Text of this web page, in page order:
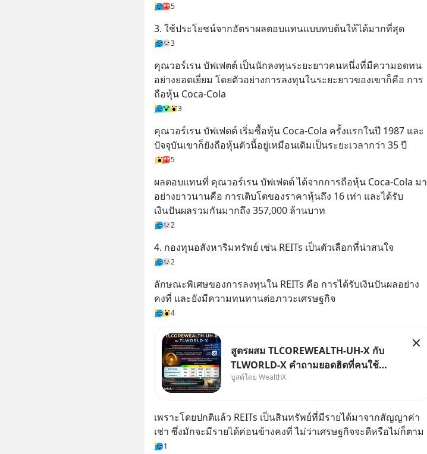
5
3. ใช้ประโยชน์จากอัตราผลตอบแทนแบบทบต้นให้ได้มากที่สุด
3
คุณวอร์เรน บัฟเฟตต์ เป็นนักลงทุนระยะยาวคนหนึ่งที่มีความอดทน
อย่างยอดเยี่ยม โดยตัวอย่างการลงทุนในระยะยาวของเขาก็คือ การ
ถือหุ้น Coca-Cola
3
คุณวอร์เรน บัฟเฟตต์ เริ่มซื้อหุ้น Coca-Cola ครั้งแรกในปี 1987 และ
ปัจจุบันเขาก็ยังถือหุ้นตัวนี้อยู่เหมือนเดิมเป็นระยะเวลากว่า 35 ปี
5
ผลตอบแทนที่ คุณวอร์เรน บัฟเฟตต์ ได้จากการถือหุ้น Coca-Cola มา
อย่างยาวนานคือ การเติบโตของราคาหุ้นถึง 16 เท่า และได้รับ
เงินปันผลรวมกันมากถึง 357,000 ล้านบาท
2
4. กองทุนอสังหาริมทรัพย์ เช่น REITs เป็นตัวเลือกที่น่าสนใจ
2
ลักษณะพิเศษของการลงทุนใน REITs คือ การได้รับเงินปันผลอย่าง
คงที่ และยังมีความทนทานต่อภาวะเศรษฐกิจ
4
สูตรผสม TLCOREWEALTH-UH-X กับ
TLWORLD-X คำถามยอดฮิตที่คนใช้
WealthX ถามเข้ามา
บูสต์โดย WealthX
เพราะโดยปกติแล้ว REITs เป็นสินทรัพย์ที่มีรายได้มาจากสัญญาค่า
เช่า ซึ่งมักจะมีรายได้ค่อนข้างคงที่ ไม่ว่าเศรษฐกิจจะดีหรือไม่ก็ตาม
1